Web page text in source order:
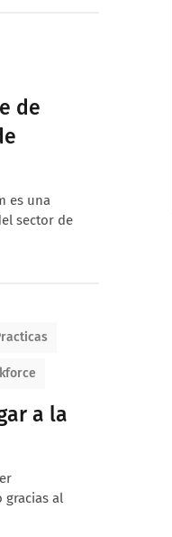
de
es una
sector de
a la
al